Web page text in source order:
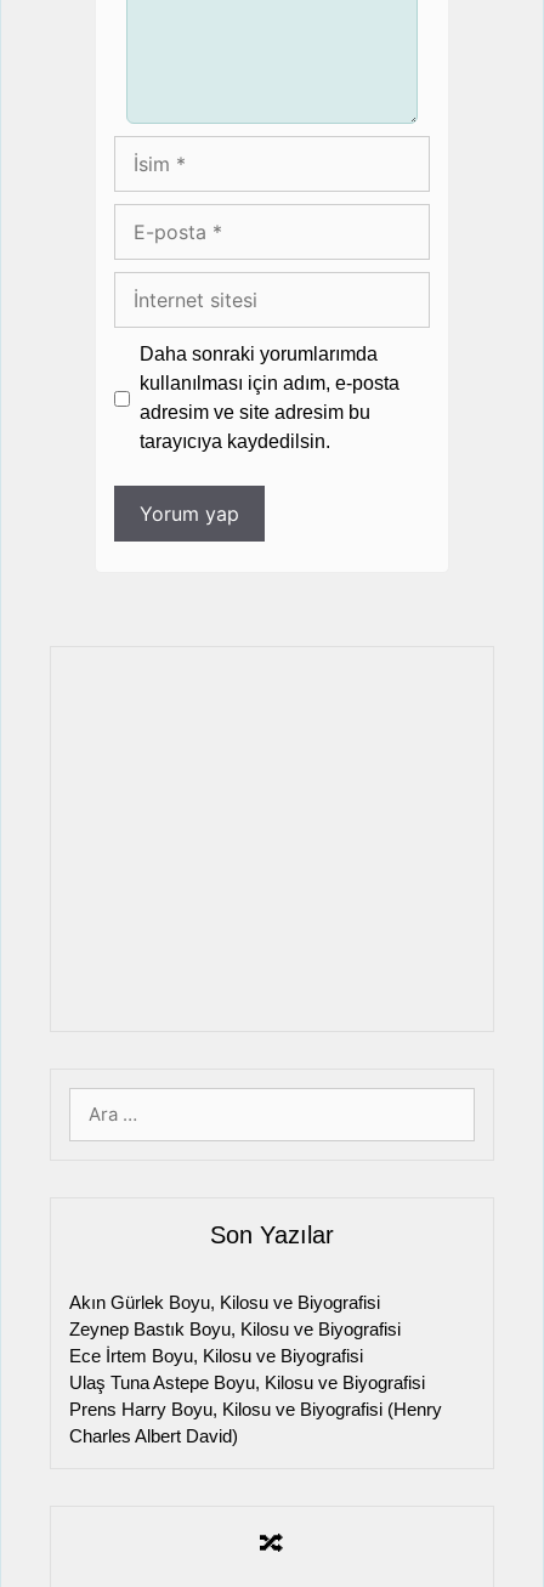
İsim
posta
İnternet
sitesi
Daha sonraki yorumlarımda
kullanılması için adım, e-posta
adresim ve site adresim bu
tarayıcıya kaydedilsin.
ara
Son Yazılar
Akın Gürlek Boyu, Kilosu ve Biyografisi
Zeynep Bastık Boyu, Kilosu ve Biyografisi
Ece İrtem Boyu, Kilosu ve Biyografisi
Ulaş Tuna Astepe Boyu, Kilosu ve Biyografisi
Prens Harry Boyu, Kilosu ve Biyografisi (Henry
Charles Albert David)
🔀